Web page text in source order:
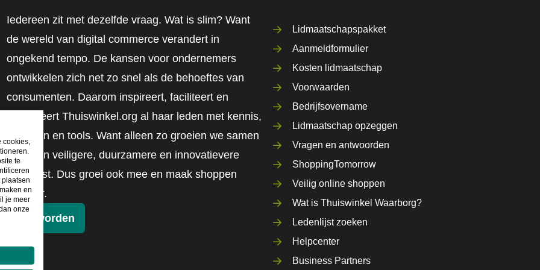
Iedereen zit met dezelfde vraag. Wat is slim? Want
de wereld van digital commerce verandert in
ongekend tempo. De kansen voor ondernemers
ontwikkelen zich net zo snel als de behoeftes van
consumenten. Daarom inspireert, faciliteert en
mobiliseert Thuiswinkel.org al haar leden met kennis,
inzichten en tools. Want alleen zo groeien we samen
naar een veiligere, duurzamere en innovatievere
toekomst. Dus groei ook mee en maak shoppen
slimmer.
Lid worden
Lidmaatschapspakket
Aanmeldformulier
Kosten lidmaatschap
Voorwaarden
Bedrijfsovername
Lidmaatschap opzeggen
Vragen en antwoorden
ShoppingTomorrow
Veilig online shoppen
Wat is Thuiswinkel Waarborg?
Ledenlijst zoeken
Helpcenter
Business Partners
cookies,
te
plaatsen
en
je meer
onze